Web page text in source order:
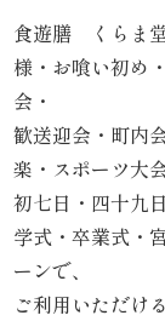
当
会
席
料
理
食遊膳 くらま
様・お喰い初め
会・
歓送迎会・町内
楽・スポーツ大
初七日・四十九
学式・卒業式・
ーンで、
ご利用いただけ